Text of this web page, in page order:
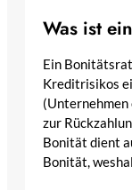
Was ist
Ein
Kreditrisikos
(Unternehmen
zur
Bonität dient
Bonität,